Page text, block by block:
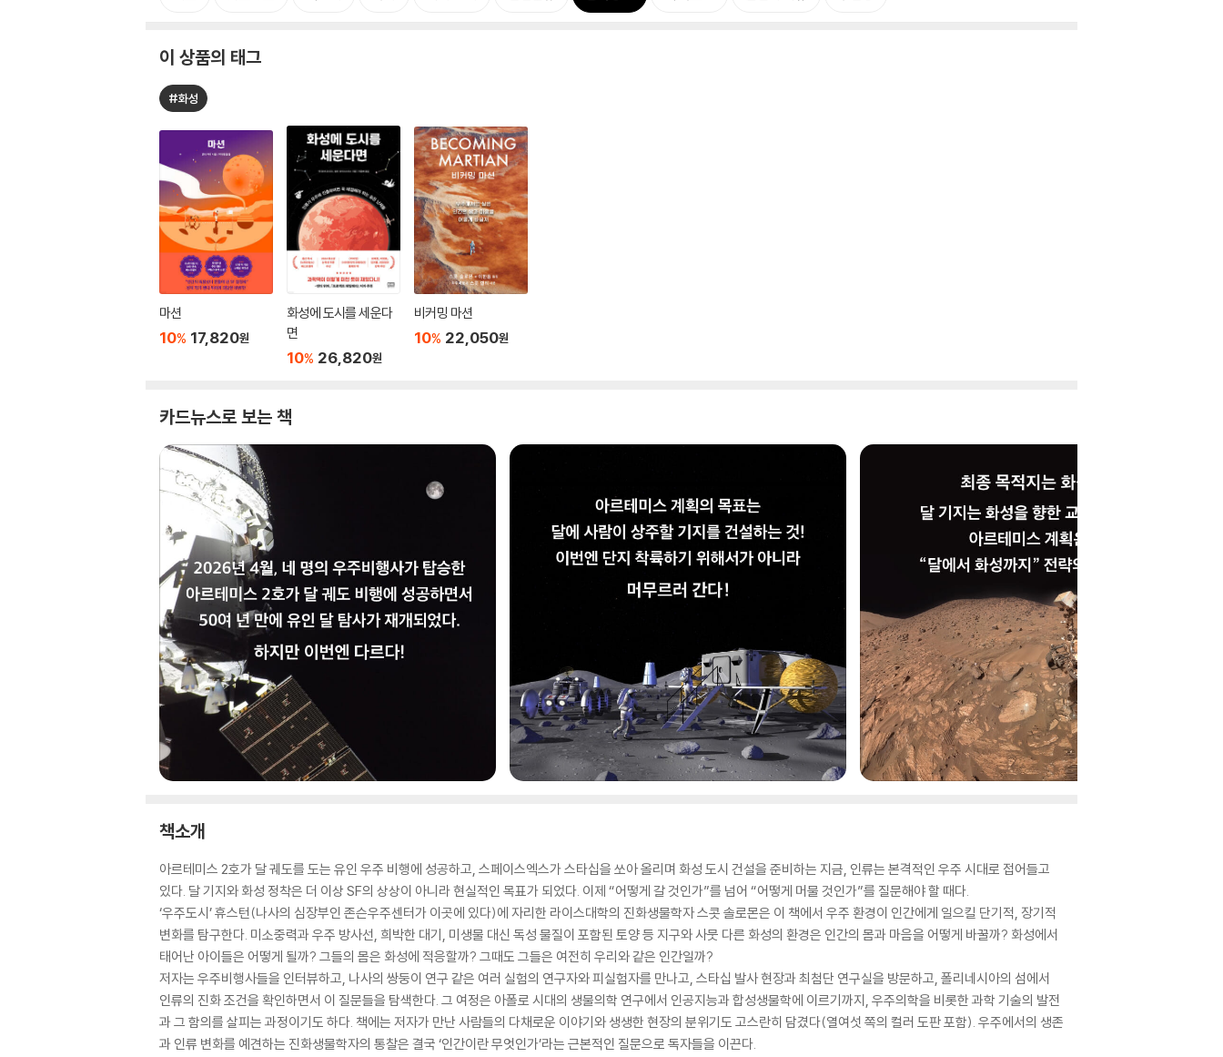
이 상품의 태그
#화성
마션
10% 17,820원
화성에 도시를 세운다
면
10% 26,820원
비커밍 마션
10% 22,050원
카드뉴스로 보는 책
책소개
아르테미스 2호가 달 궤도를 도는 유인 우주 비행에 성공하고, 스페이스엑스가 스타십을 쏘아 올리며 화성 도시 건설을 준비하는 지금, 인류는 본격적인 우주 시대로 접어들고
있다. 달 기지와 화성 정착은 더 이상 SF의 상상이 아니라 현실적인 목표가 되었다. 이제 “어떻게 갈 것인가”를 넘어 “어떻게 머물 것인가”를 질문해야 할 때다.
‘우주도시’ 휴스턴(나사의 심장부인 존슨우주센터가 이곳에 있다)에 자리한 라이스대학의 진화생물학자 스콧 솔로몬은 이 책에서 우주 환경이 인간에게 일으킬 단기적, 장기적
변화를 탐구한다. 미소중력과 우주 방사선, 희박한 대기, 미생물 대신 독성 물질이 포함된 토양 등 지구와 사뭇 다른 화성의 환경은 인간의 몸과 마음을 어떻게 바꿀까? 화성에서
태어난 아이들은 어떻게 될까? 그들의 몸은 화성에 적응할까? 그때도 그들은 여전히 우리와 같은 인간일까?
저자는 우주비행사들을 인터뷰하고, 나사의 쌍둥이 연구 같은 여러 실험의 연구자와 피실험자를 만나고, 스타십 발사 현장과 최첨단 연구실을 방문하고, 폴리네시아의 섬에서
인류의 진화 조건을 확인하면서 이 질문들을 탐색한다. 그 여정은 아폴로 시대의 생물의학 연구에서 인공지능과 합성생물학에 이르기까지, 우주의학을 비롯한 과학 기술의 발전
과 그 함의를 살피는 과정이기도 하다. 책에는 저자가 만난 사람들의 다채로운 이야기와 생생한 현장의 분위기도 고스란히 담겼다(열여섯 쪽의 컬러 도판 포함). 우주에서의 생존
과 인류 변화를 예견하는 진화생물학자의 통찰은 결국 ‘인간이란 무엇인가’라는 근본적인 질문으로 독자들을 이끈다.